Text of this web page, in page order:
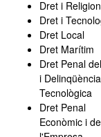
Dret i
Dret i
Dret Local
Dret Marítim
Dret Penal
i Delinqüència
Tecnològica
Dret Penal
Econòmic i de